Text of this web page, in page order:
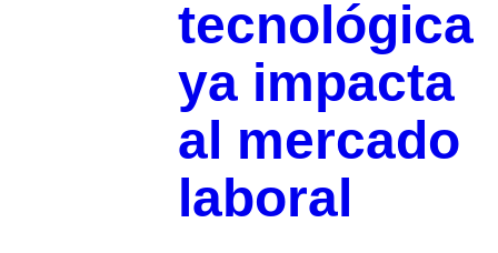
tecnológica
ya impacta
al mercado
laboral